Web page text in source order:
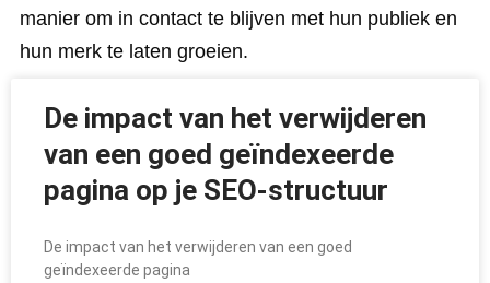
manier om in contact te blijven met hun publiek en
hun merk te laten groeien.
De impact van het verwijderen
van een goed geïndexeerde
pagina op je SEO-structuur
De impact van het verwijderen van een goed
geïndexeerde pagina